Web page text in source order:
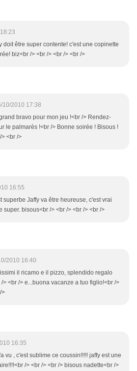
doit être super contente! c'est une copinette
biz<br /> <br /> <br /> <br />
10/2010 17:38
bravo pour mon jeu !<br /> Rendez-
le palmarès !<br /> Bonne soirée ! Bisous !
> <br />
16:55
superbe Jaffy va être heureuse, c'est vrai
super. bisous<br /> <br /> <br /> <br />
2010 16:40
il ricamo e il pizzo, splendido regalo
/> <br /> e...buona vacanze a tuo figlio!<br />
>
16:35
vu , c'est sublime ce coussin!!!!! jaffy est une
/> <br /> <br /> bisous nadette<br />